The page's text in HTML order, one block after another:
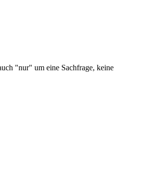
"nur" um eine Sachfrage, keine